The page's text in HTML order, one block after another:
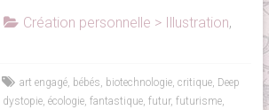
Création personnelle > Illustration,
art engagé, bébés, biotechnologie, critique, Deep
dystopie, écologie, fantastique, futur, futurisme,